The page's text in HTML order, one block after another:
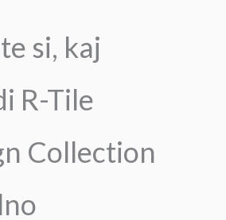
si, kaj
R-Tile
Collection